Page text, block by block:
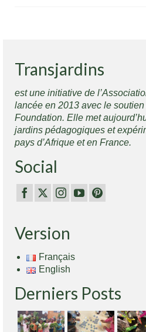
Transjardins
est une initiative de
lancée en 2013 avec le
Foundation. Elle met
jardins pédagogiques et
pays d’Afrique et en France.
Social
Version
Français
English
Derniers Posts